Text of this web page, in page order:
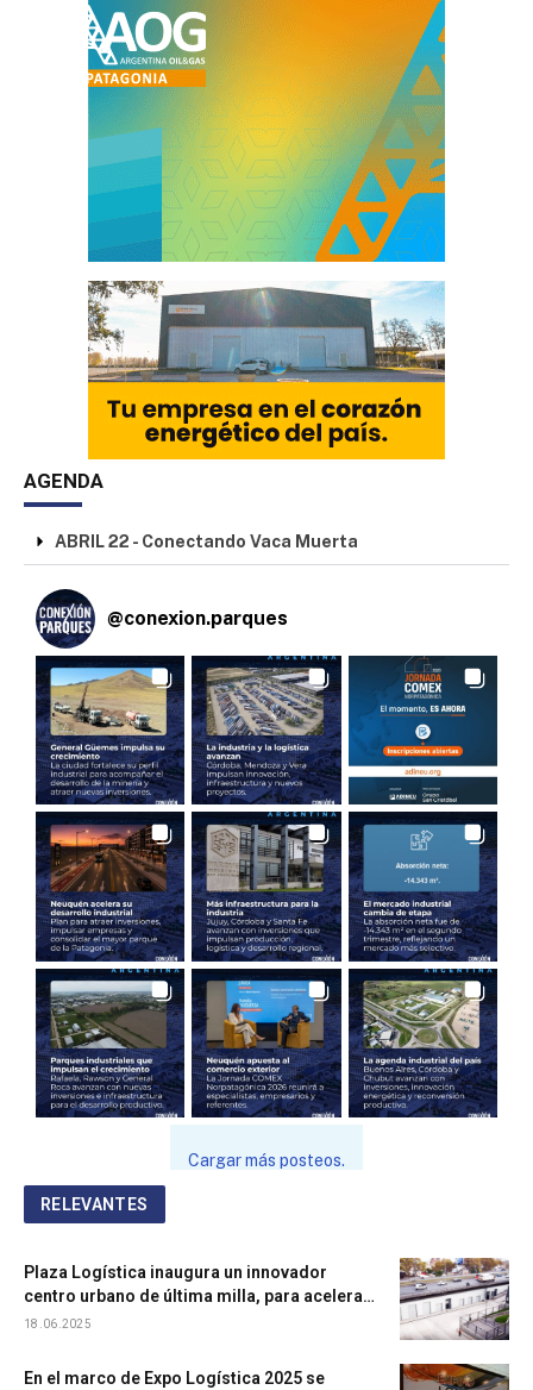
AGENDA
ABRIL 22 - Conectando Vaca Muerta
@conexion.parques
Cargar más posteos.
RELEVANTES
Plaza Logística inaugura un innovador
centro urbano de última milla, para acelerar
entregas y acercarse al consumidor
18.06.2025
En el marco de Expo Logística 2025 se